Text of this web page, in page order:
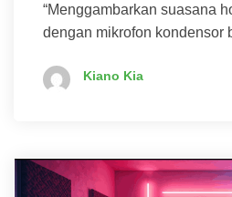
“Menggambarkan suasana
dengan mikrofon kondensor
Kiano Kia